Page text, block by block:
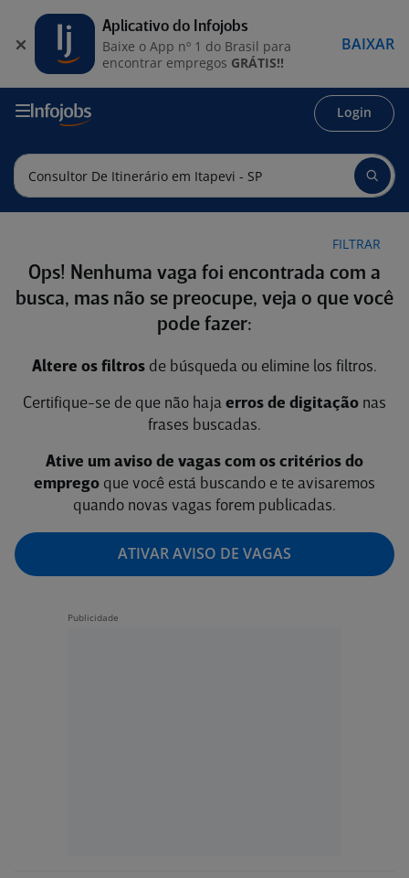
Login
FILTRAR
Ops! Nenhuma vaga foi encontrada com a
busca, mas não se preocupe, veja o que você
pode fazer:
Altere os filtros de búsqueda ou elimine los filtros.
Certifique-se de que não haja erros de digitação nas
frases buscadas.
Ative um aviso de vagas com os critérios do
emprego que você está buscando e te avisaremos
quando novas vagas forem publicadas.
ATIVAR AVISO DE VAGAS
Aplicativo do Infojobs
Baixe o App nº 1 do Brasil para
encontrar empregos GRÁTIS!!
BAIXAR